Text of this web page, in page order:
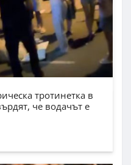
тротинетка в
че водачът е